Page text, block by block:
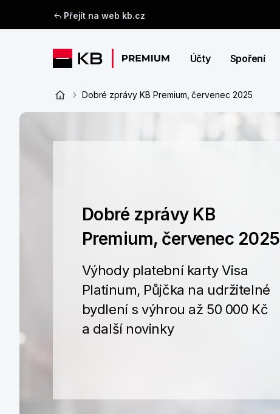
Přejít na web kb.cz
Účty Spoření
Dobré zprávy KB Premium, červenec 2025
Dobré zprávy KB
Premium, červenec 2025
Výhody platební karty Visa
Platinum, Půjčka na udržitelné
bydlení s výhrou až 50 000 Kč
a další novinky